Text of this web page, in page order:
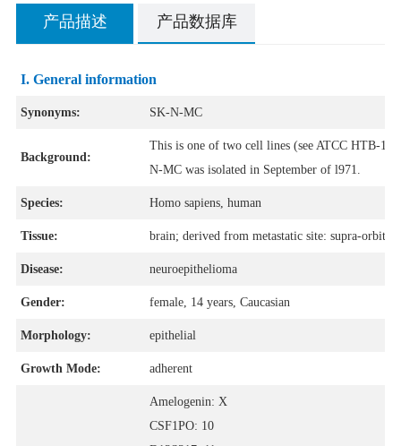
产品描述 产品数据库
I. General information
Synonyms: SK-N-MC
Background:
This is one of two cell lines (see ATCC HTB-
N-MC was isolated in September of l971.
Species: Homo sapiens, human
Tissue: brain; derived from metastatic site: supra-orbital
Disease: neuroepithelioma
Gender: female, 14 years, Caucasian
Morphology: epithelial
Growth Mode: adherent
Amelogenin: X
CSF1PO: 10